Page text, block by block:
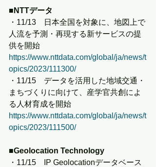
■NTTデータ
・11/13　日本全国を対象に、地図上で
人流を予測・再現する新サービスの提
供を開始
https://www.nttdata.com/global/ja/news/t
opics/2023/111300/
・11/15　データを活用した地域交通・
まちづくりに向けて、産学官共創によ
る人材育成を開始
https://www.nttdata.com/global/ja/news/t
opics/2023/111500/
■Geolocation Technology
・11/15　IP Geolocationデータベース